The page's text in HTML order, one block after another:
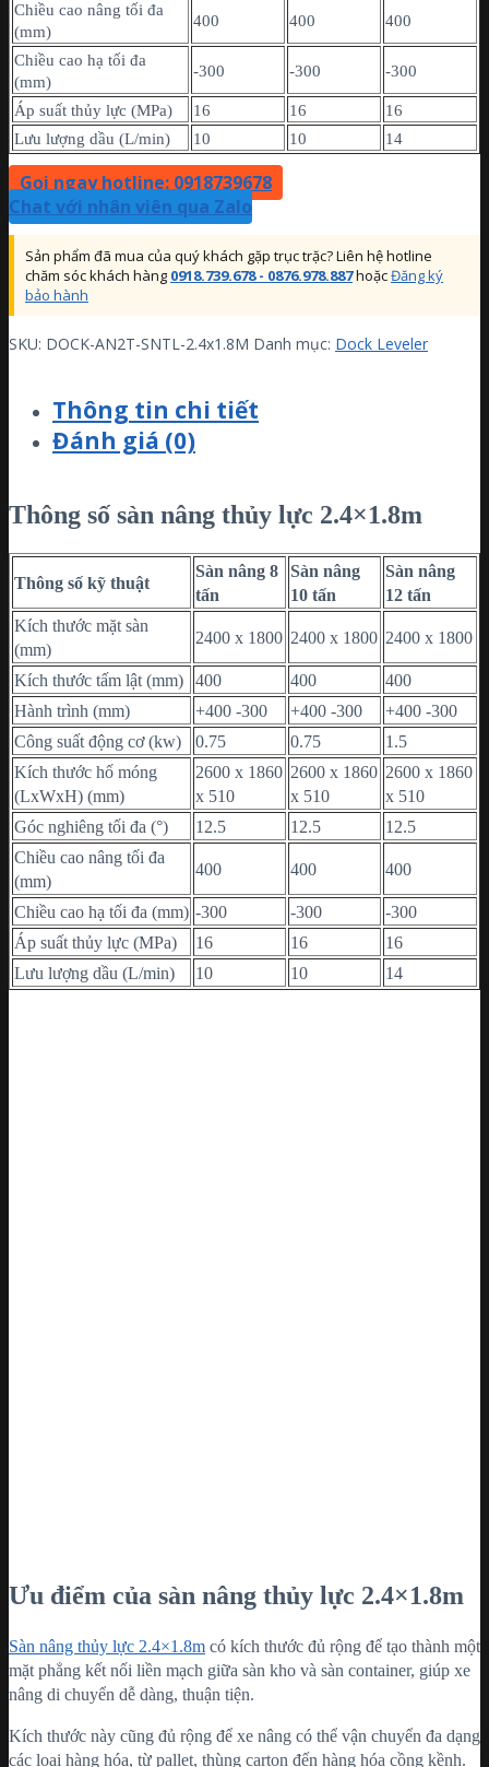
Chiều cao nâng tối đa
(mm)
400 400 400
Chiều cao hạ tối đa
(mm)
-300 -300 -300
Áp suất thủy lực (MPa) 16 16
16
Lưu lượng dầu (L/min)
10 10 14
Gọi ngay hotline: 0918739678
Chat với nhân viên qua Zalo
Sản phẩm đã mua của quý khách gặp trục trặc? Liên hệ hotline
chăm sóc khách hàng 0918.739.678 - 0876.978.887hoặcĐăng ký
bảo hành
SKU: DOCK-AN2T-SNTL-2.4x1.8M Danh mục: Dock Leveler
Thông tin chi tiết
Đánh giá (0)
Thông số sàn nâng thủy lực 2.4×1.8m
Thông số kỹ thuật
Sàn nâng 8
tấn
Sàn nâng
10 tấn
Sàn nâng
12 tấn
Kích thước mặt sàn
(mm)
2400 x 1800 2400 x 1800 2400 x 1800
Kích thước tấm lật (mm) 400 400
400
Hành trình (mm)
+400 -300 +400 -300
+400 -300
Công suất động cơ (kw)
0.75 0.75
1.5
Kích thước hố móng
(LxWxH) (mm)
2600 x 1860
x 510
2600 x 1860
x 510
2600 x 1860
x 510
Góc nghiêng tối đa (°)
12.5 12.5
12.5
Chiều cao nâng tối đa
(mm)
400 400 400
Chiều cao hạ tối đa (mm) -300 -300
-300
Áp suất thủy lực (MPa)
16 16
16
Lưu lượng dầu (L/min)
10 10 14
Ưu điểm của sàn nâng thủy lực 2.4×1.8m
Sàn nâng thủy lực 2.4×1.8m có kích thước đủ rộng để tạo thành một
mặt phẳng kết nối liền mạch giữa sàn kho và sàn container, giúp xe
nâng di chuyển dễ dàng, thuận tiện.
Kích thước này cũng đủ rộng để xe nâng có thể vận chuyển đa dạng
các loại hàng hóa, từ pallet, thùng carton đến hàng hóa cồng kềnh.